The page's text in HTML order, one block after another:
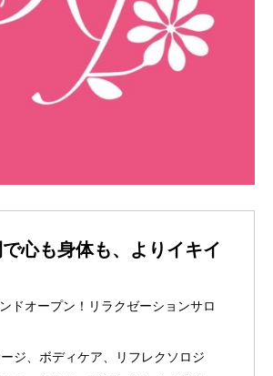
心も身体も、よりイキイ
ドオープン！リラクゼーションサロ
ジ、ボディケア、リフレクソロジ